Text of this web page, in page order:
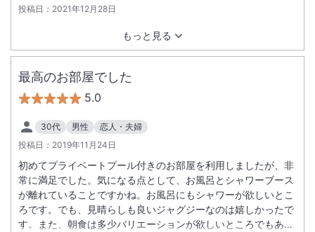
投稿日： 2021年12月28日
もっと見る
最高のお部屋でした
5.0
30代 男性
恋人・夫婦
投稿日： 2019年11月24日
初めてプライベートプール付きのお部屋を利用しましたが、非
常に満足でした。気になる点として、お風呂とシャワーブース
が離れていることですかね。お風呂にもシャワーが欲しいとこ
ろです。でも、見晴らしも良いジャグジーなのは嬉しかったで
す。また、朝食は多少バリエーションが欲しいところでもあり